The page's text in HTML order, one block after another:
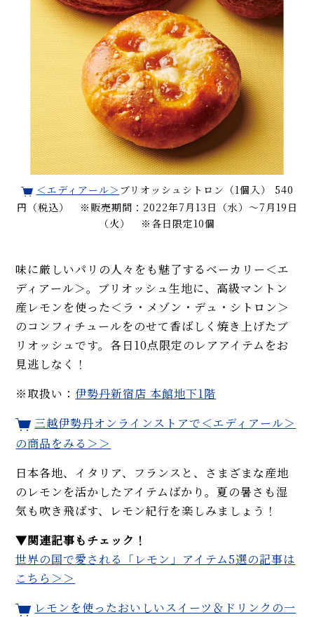
＜エディアール＞ ブリオッシュシトロン（1個入） 540
円（税込） ※販売期間：2022年7月13日（水）～7月19日
（火） ※各日限定10個
味に厳しいパリの人々をも魅了するベーカリー＜エ
ディアール＞。ブリオッシュ生地に、高級マントン
産レモンを使った＜ラ・メゾン・デュ・シトロン＞
のコンフィチュールをのせて香ばしく焼き上げたブ
リオッシュです。各日10点限定のレアアイテムをお
見逃しなく！
※取扱い： 伊勢丹新宿店 本館地下1階
三越伊勢丹オンラインストアで＜エディアール＞
の商品をみる＞＞
日本各地、イタリア、フランスと、さまざまな産地
のレモンを活かしたアイテムばかり。夏の暑さも湿
気も吹き飛ばす、レモン紀行を楽しみましょう！
▼関連記事もチェック！
世界の国で愛される「レモン」アイテム5選の記事は
こちら＞＞
レモンを使ったおいしいスイーツ＆ドリンクの一